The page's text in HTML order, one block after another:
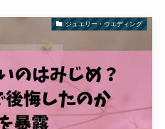
ジュエリー・ウエディング